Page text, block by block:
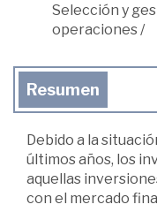
Selección y
operaciones/
Resumen
Debido a la
últimos años, los
aquellas
con el mercado